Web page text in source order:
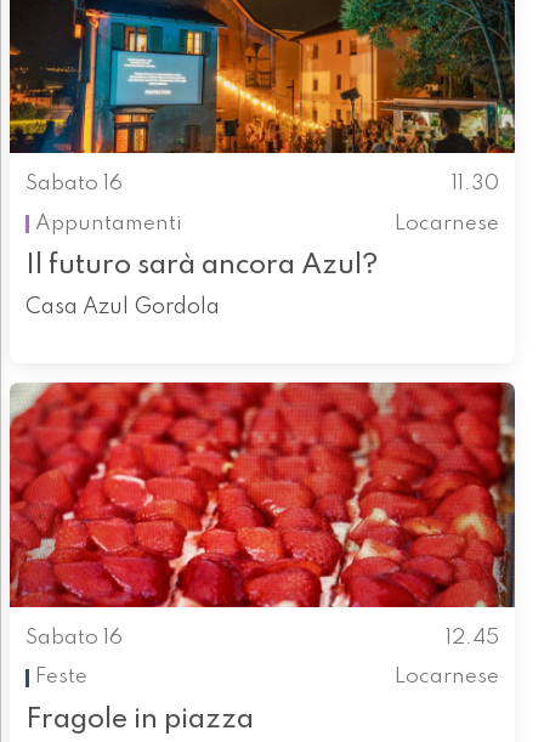
Sabato 16
11.30
Appuntamenti
Locarnese
Il futuro sarà ancora Azul?
Casa Azul Gordola
Sabato 16
12.45
Feste
Locarnese
Fragole in piazza